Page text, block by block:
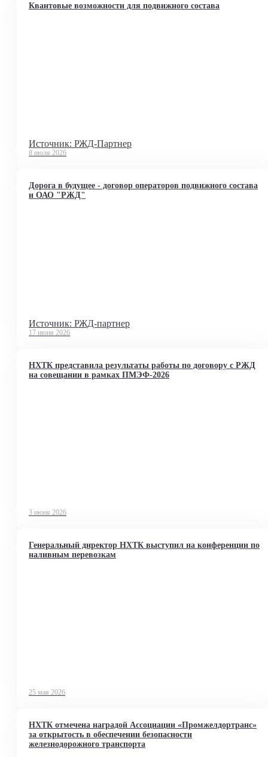
Квантовые возможности для подвижного состава
Источник: РЖД-Партнер
8 июля 2026
Дорога в будущее - договор операторов подвижного состава
и ОАО "РЖД"
Источник: РЖД-партнер
17 июня 2026
НХТК представила результаты работы по договору с РЖД
на совещании в рамках ПМЭФ-2026
3 июня 2026
Генеральный директор НХТК выступил на конференции по
наливным перевозкам
25 мая 2026
НХТК отмечена наградой Ассоциации «Промжелдортранс»
за открытость в обеспечении безопасности
железнодорожного транспорта